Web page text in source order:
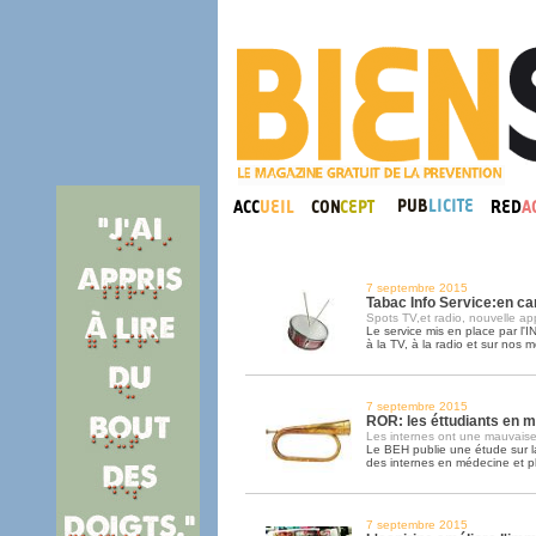
7 septembre 2015
Tabac Info Service:en
Spots TV,et radio, nouvelle
Le service mis en place par
à la TV, à la radio et sur nos
7 septembre 2015
ROR: les éttudiants en
Les internes ont une
Le BEH publie une étude sur
des internes en médecine et
7 septembre 2015